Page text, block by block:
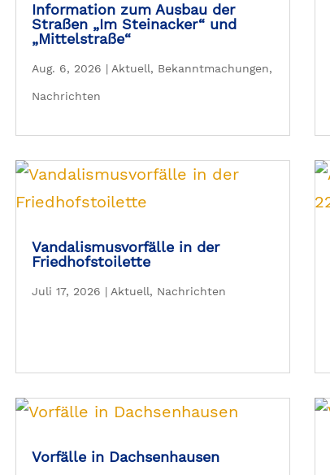
Information zum Ausbau der
Straßen „Im Steinacker“ und
„Mittelstraße“
Aug. 6, 2026 | Aktuell, Bekanntmachungen,
Nachrichten
Vandalismusvorfälle in der
Friedhofstoilette
Juli 17, 2026 | Aktuell, Nachrichten
Vorfälle in Dachsenhausen